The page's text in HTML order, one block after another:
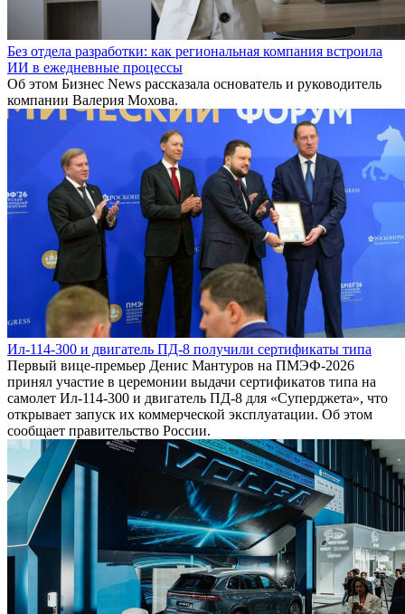
Без отдела разработки: как региональная компания встроила
ИИ в ежедневные процессы
Об этом Бизнес News рассказала основатель и руководитель
компании Валерия Мохова.
Ил-114-300 и двигатель ПД-8 получили сертификаты типа
Первый вице-премьер Денис Мантуров на ПМЭФ-2026
принял участие в церемонии выдачи сертификатов типа на
самолет Ил-114-300 и двигатель ПД-8 для «Суперджета», что
открывает запуск их коммерческой эксплуатации. Об этом
сообщает правительство России.